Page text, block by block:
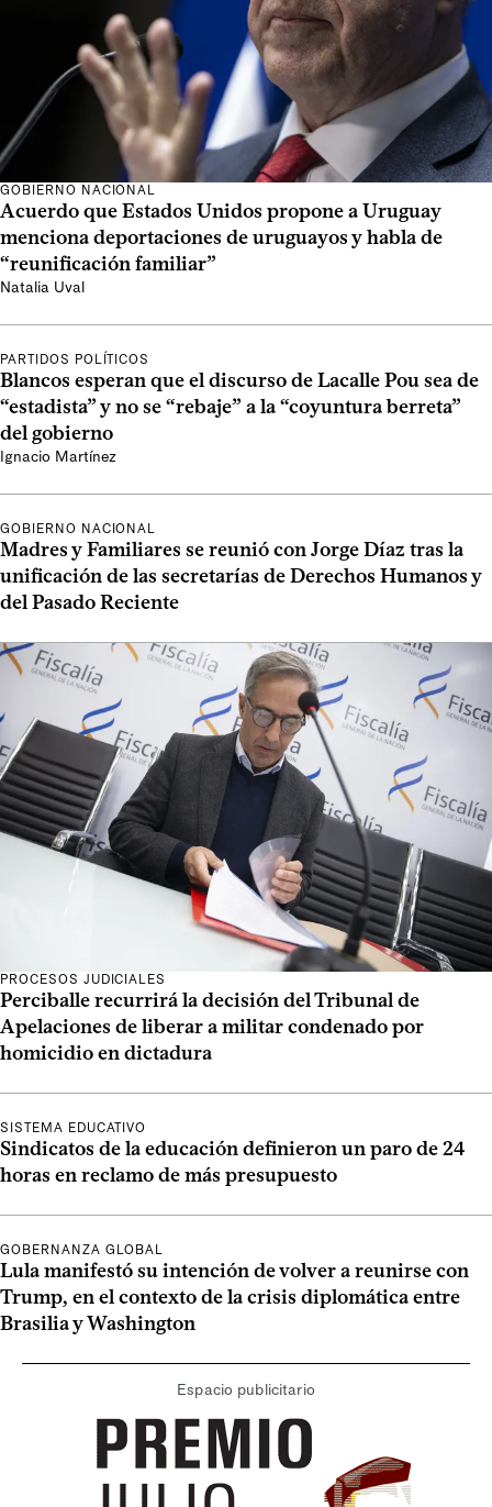
GOBIERNO NACIONAL
Acuerdo que Estados Unidos propone a Uruguay
menciona deportaciones de uruguayos y habla de
“reunificación familiar”
Natalia Uval
PARTIDOS POLÍTICOS
Blancos esperan que el discurso de Lacalle Pou sea de
“estadista” y no se “rebaje” a la “coyuntura berreta”
del gobierno
Ignacio Martínez
GOBIERNO NACIONAL
Madres y Familiares se reunió con Jorge Díaz tras la
unificación de las secretarías de Derechos Humanos y
del Pasado Reciente
PROCESOS JUDICIALES
Perciballe recurrirá la decisión del Tribunal de
Apelaciones de liberar a militar condenado por
homicidio en dictadura
SISTEMA EDUCATIVO
Sindicatos de la educación definieron un paro de 24
horas en reclamo de más presupuesto
GOBERNANZA GLOBAL
Lula manifestó su intención de volver a reunirse con
Trump, en el contexto de la crisis diplomática entre
Brasilia y Washington
Espacio publicitario